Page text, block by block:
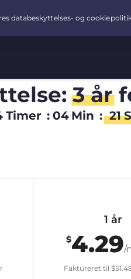
3 år
Timer : 04 Min : 20
1 år
$4.29/
Faktureret til